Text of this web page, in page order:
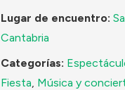
Lugar de encuentro:
Cantabria
Categorías:
Fiesta, Música y